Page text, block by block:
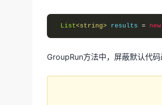
List<string> results = new
GroupRun方法中，屏蔽默认代码